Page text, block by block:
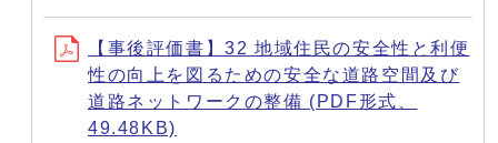
【事後評価書】32 地域住民の安全性と利便
性の向上を図るための安全な道路空間及び
道路ネットワークの整備 (PDF形式、
49.48KB)